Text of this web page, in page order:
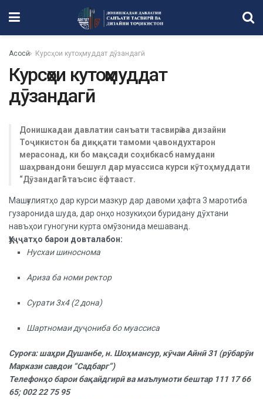
Асосӣ Курсҳои кутоҳмуддат дӯзандагӣ
Курсҳои кутоҳмуддат
дӯзандагӣ
Донишкадаи давлатии санъати тасвирӣ ва дизайни
Тоҷикистон ба диққати тамоми ҷавондухтарон
мерасонад, ки бо мақсади соҳибкасб намудани
шаҳрвандони бешуғл дар муассиса курси кӯтоҳмуддати
“Дӯзандагӣ” таъсис ёфтааст.
Машғулиятҳо дар курси мазкур дар давоми ҳафта 3 маротиба
гузаронида шуда, дар онҳо нозукиҳои буридану дӯхтани
навъҳои гуногуни курта омӯзонида мешаванд.
Ҳуҷҷатҳо барои довталабон:
Нусхаи шиноснома
Ариза ба номи ректор
Сурати 3х4 (2 дона)
Шартномаи дуҷониба бо муассиса
Суроға: шаҳри Душанбе, н. Шоҳмансур, кӯчаи Айнӣ 31 (рӯбарӯи
Маркази савдои “Садбарг”)
Телефонҳо барои бақайдгирӣ ва маълумоти бештар 111 17 66
65; 002 22 75 95